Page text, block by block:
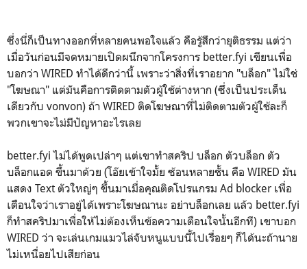
ซึ่งนี่ก็เป็นทางออกที่หลายคนพอใจแล้ว คือรู้สึกว่ายุติธรรม แต่ว่า
เมื่อวันก่อนมีจดหมายเปิดผนึกจากโครงการ better.fyi เขียนเพื่อ
บอกว่า WIRED ทำได้ดีกว่านี้ เพราะว่าสิ่งที่เราอยาก "บล็อก" ไม่ใช่
"โฆษณา" แต่มันคือการติดตามตัวผู้ใช้ต่างหาก (ซึ่งเป็นประเด็น
เดียวกับ vonvon) ถ้า WIRED ติดโฆษณาที่ไม่ติดตามตัวผู้ใช้ละก็
พวกเขาจะไม่มีปัญหาอะไรเลย
better.fyi ไม่ได้พูดเปล่าๆ แต่เขาทำสคริป บล็อก ตัวบล็อก ตัว
บล็อกแอด ขึ้นมาด้วย (โอ๊ยเข้าใจมั้ย ซ้อนหลายชั้น คือ WIRED มัน
แสดง Text ตัวใหญ่ๆ ขึ้นมาเมื่อคุณติดโปรแกรม Ad blocker เพื่อ
เตือนใจว่าเราอยู่ได้เพราะโฆษณานะ อย่าบล็อกเลย แล้ว better.fyi
ก็ทำสคริปมาเพื่อให้ไม่ต้องเห็นข้อความเตือนใจนั้นอีกที) เขาบอก
WIRED ว่า จะเล่นเกมแมวไล่จับหนูแบบนี้ไปเรื่อยๆ ก็ได้นะถ้านาย
ไม่เหนื่อยไปเสียก่อน